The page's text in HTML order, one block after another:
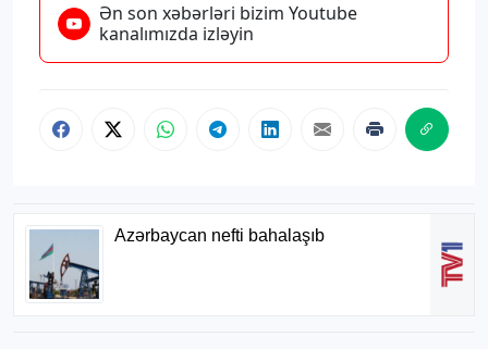
Ən son xəbərləri bizim Youtube
kanalımızda izləyin